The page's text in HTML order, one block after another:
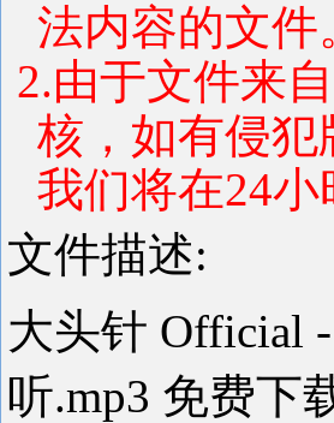
法内容的文
2.由于文件来
核，如有侵
我们将在24
文件描述:
大头针 Official
听.mp3 免费下